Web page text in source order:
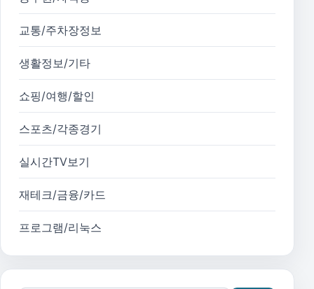
교통/주차장정보
생활정보/기타
쇼핑/여행/할인
스포츠/각종경기
실시간TV보기
재테크/금융/카드
프로그램/리눅스